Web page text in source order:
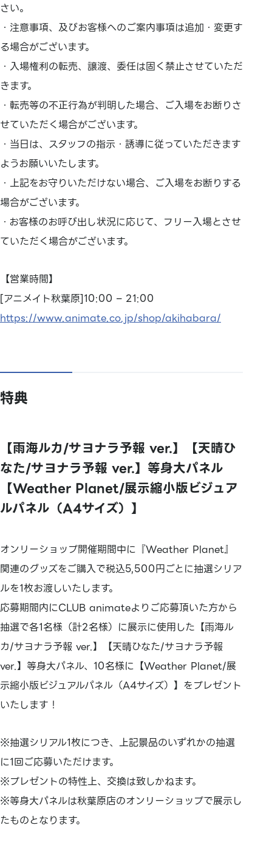
さい。
・注意事項、及びお客様へのご案内事項は追加・変更す
る場合がございます。
・入場権利の転売、譲渡、委任は固く禁止させていただ
きます。
・転売等の不正行為が判明した場合、ご入場をお断りさ
せていただく場合がございます。
・当日は、スタッフの指示・誘導に従っていただきます
ようお願いいたします。
・上記をお守りいただけない場合、ご入場をお断りする
場合がございます。
・お客様のお呼び出し状況に応じて、フリー入場とさせ
ていただく場合がございます。
【営業時間】
[アニメイト秋葉原]10:00 – 21:00
https://www.animate.co.jp/shop/akihabara/
特典
【雨海ルカ/サヨナラ予報 ver.】【天晴ひ
なた/サヨナラ予報 ver.】等身大パネル
【Weather Planet/展示縮小版ビジュア
ルパネル（A4サイズ）】
オンリーショップ開催期間中に『Weather Planet』
関連のグッズをご購入で税込5,500円ごとに抽選シリア
ルを1枚お渡しいたします。
応募期間内にCLUB animateよりご応募頂いた方から
抽選で各1名様（計2名様）に展示に使用した【雨海ル
カ/サヨナラ予報 ver.】【天晴ひなた/サヨナラ予報
ver.】等身大パネル、10名様に【Weather Planet/展
示縮小版ビジュアルパネル（A4サイズ）】をプレゼント
いたします！
※抽選シリアル1枚につき、上記景品のいずれかの抽選
に1回ご応募いただけます。
※プレゼントの特性上、交換は致しかねます。
※等身大パネルは秋葉原店のオンリーショップで展示し
たものとなります。